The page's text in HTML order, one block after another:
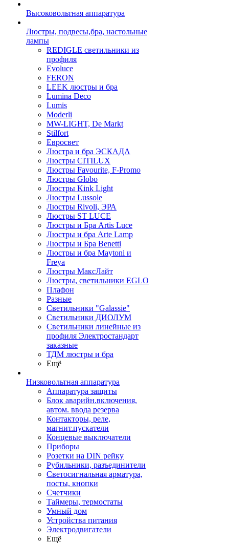
Высоковольтная аппаратура
Люстры, подвесы,бра, настольные
лампы
REDIGLE светильники из
профиля
Evoluce
FERON
LEEK люстры и бра
Lumina Deco
Lumis
Moderli
MW-LIGHT, De Markt
Stilfort
Евросвет
Люстра и бра ЭСКАДА
Люстры CITILUX
Люстры Favourite, F-Promo
Люстры Globo
Люстры Kink Light
Люстры Lussole
Люстры Rivoli, ЭРА
Люстры ST LUCE
Люстры и Бра Artis Luce
Люстры и бра Arte Lamp
Люстры и Бра Benetti
Люстры и бра Maytoni и
Freya
Люстры МаксЛайт
Люстры, светильники EGLO
Плафон
Разные
Светильники "Galassie"
Светильники ДИОЛУМ
Светильники линейные из
профиля Электростандарт
заказные
ТДМ люстры и бра
Ещё
Низковольтная аппаратура
Аппаратура защиты
Блок аварийн.включения,
автом. ввода резерва
Контакторы, реле,
магнит.пускатели
Концевые выключатели
Приборы
Розетки на DIN рейку
Рубильники, разъединители
Светосигнальная арматура,
посты, кнопки
Счетчики
Таймеры, термостаты
Умный дом
Устройства питания
Электродвигатели
Ещё